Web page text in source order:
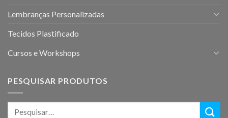
Lembranças Personalizadas
Tecidos Plastificado
Cursos e Workshops
PESQUISAR PRODUTOS